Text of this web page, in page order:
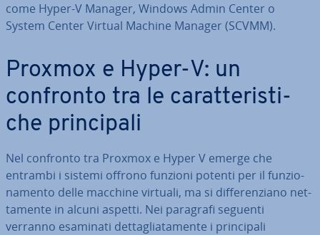
come Hyper-V Manager, Windows Admin Center o
System Center Virtual Machine Manager (SCVMM).
Proxmox e Hyper-V: un
confronto tra le ca­rat­te­ri­sti­
che prin­ci­pa­li
Nel confronto tra Proxmox e Hyper V emerge che
entrambi i sistemi offrono funzioni potenti per il fun­zio­
na­men­to delle macchine virtuali, ma si dif­fe­ren­zia­no net­
ta­men­te in alcuni aspetti. Nei paragrafi seguenti
verranno esaminati det­ta­glia­ta­men­te i prin­ci­pa­li